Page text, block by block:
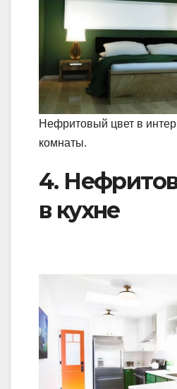
Нефритовый цвет в
комнаты.
4.
в кухне